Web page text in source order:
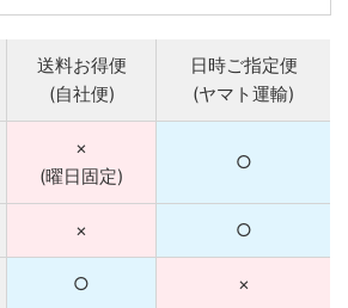
送料お得便
(自社便)
日時ご指定便
(ヤマト運輸)
×
(曜日固定)
○
× ○
○ ×